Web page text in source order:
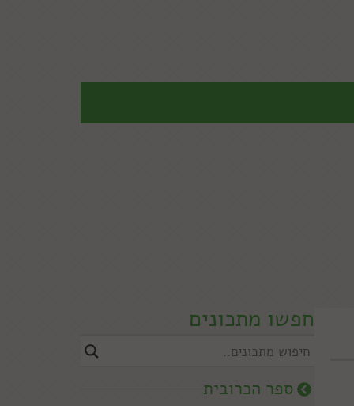
חפשו מתכונים
ספר הכרובית